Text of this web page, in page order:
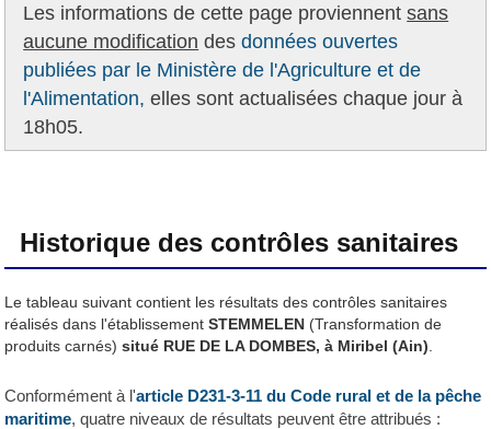
Les informations de cette page proviennentsans
aucune modification desdonnées ouvertes
publiées par le Ministère de l'Agriculture et de
l'Alimentation, elles sont actualisées chaque jour à
18h05.
Historique des contrôles sanitaires
Le tableau suivant contient les résultats des contrôles sanitaires
réalisés dans l'établissementSTEMMELEN (Transformation de
produits carnés) situé RUE DE LA DOMBES, à Miribel (Ain)
Conformément à l'article D231-3-11 du Code rural et de la pêche
maritime, quatre niveaux de résultats peuvent être attribués :